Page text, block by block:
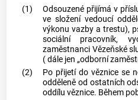
(1)
Odsouzené přijímá v
ve složení vedoucí
výkonu vazby a trestu),
sociální pracovník,
zaměstnanci Vězeňské
( dále jen „odborní
(2)
Po přijetí do věznice se
odděleně od ostatních
oddílu věznice. Během